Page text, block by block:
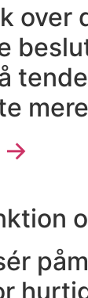
over
→